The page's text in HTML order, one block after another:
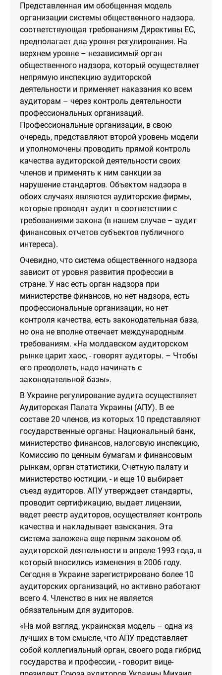
Представленная им обобщенная модель
организации системы общественного надзора,
соответствующая требованиям Директивы ЕС,
предполагает два уровня регулирования. На
верхнем уровне – независимый орган
общественного надзора, который осуществляет
непрямую инспекцию аудиторской
деятельности и применяет наказания ко всем
аудиторам – через контроль деятельности
профессиональных организаций.
Профессиональные организации, в свою
очередь, представляют второй уровень модели
и уполномочены проводить прямой контроль
качества аудиторской деятельности своих
членов и применять к ним санкции за
нарушение стандартов. Объектом надзора в
обоих случаях являются аудиторские фирмы,
которые проводят аудит в соответствии с
требованиями закона (в нашем случае – аудит
финансовых отчетов субъектов публичного
интереса).
Очевидно, что система общественного надзора
зависит от уровня развития профессии в
стране. У нас есть орган надзора при
министерстве финансов, но нет надзора, есть
профессиональные организации, но нет
контроля качества, есть законодательная база,
но она не вполне отвечает международным
требованиям. «На молдавском аудиторском
рынке царит хаос, - говорят аудиторы. – Чтобы
его преодолеть, надо начинать с
законодательной базы».
В Украине регулирование аудита осуществляет
Аудиторская Палата Украины (АПУ). В ее
составе 20 членов, из которых 10 представляют
государственные органы: Национальный банк,
министерство финансов, налоговую инспекцию,
Комиссию по ценным бумагам и финансовым
рынкам, орган статистики, Счетную палату и
министерство юстиции, - и еще 10 выбирает
съезд аудиторов. АПУ утверждает стандарты,
проводит сертификацию, выдает лицензии,
ведет реестр аудиторов, осуществляет контроль
качества и накладывает взыскания. Эта
система заложена еще первым законом об
аудиторской деятельности в апреле 1993 года, в
который вносились изменения в 2006 году.
Сегодня в Украине зарегистрировано более 10
аудиторских организаций, но активно работают
всего 4. Членство в них не является
обязательным для аудиторов.
«На мой взгляд, украинская модель – одна из
лучших в том смысле, что АПУ представляет
собой коллегиальный орган, своего рода гибрид
государства и профессии, - говорит вице-